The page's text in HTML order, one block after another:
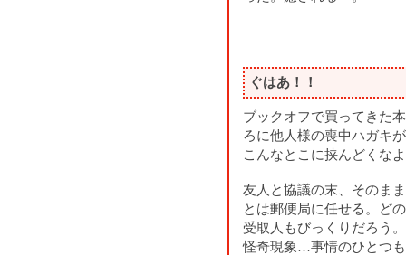
ぐはあ！！
ブックオフで買ってきた
ろに他人様の喪中ハガキ
こんなとこに挟んどくな
友人と協議の末、そのま
とは郵便局に任せる。ど
受取人もびっくりだろう
怪奇現象…事情のひとつ